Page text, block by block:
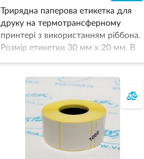
Трирядна паперова етикетка для
друку на термотрансферному
принтері з використанням ріббона.
Розмір етикетки 30 мм х 20 мм. В